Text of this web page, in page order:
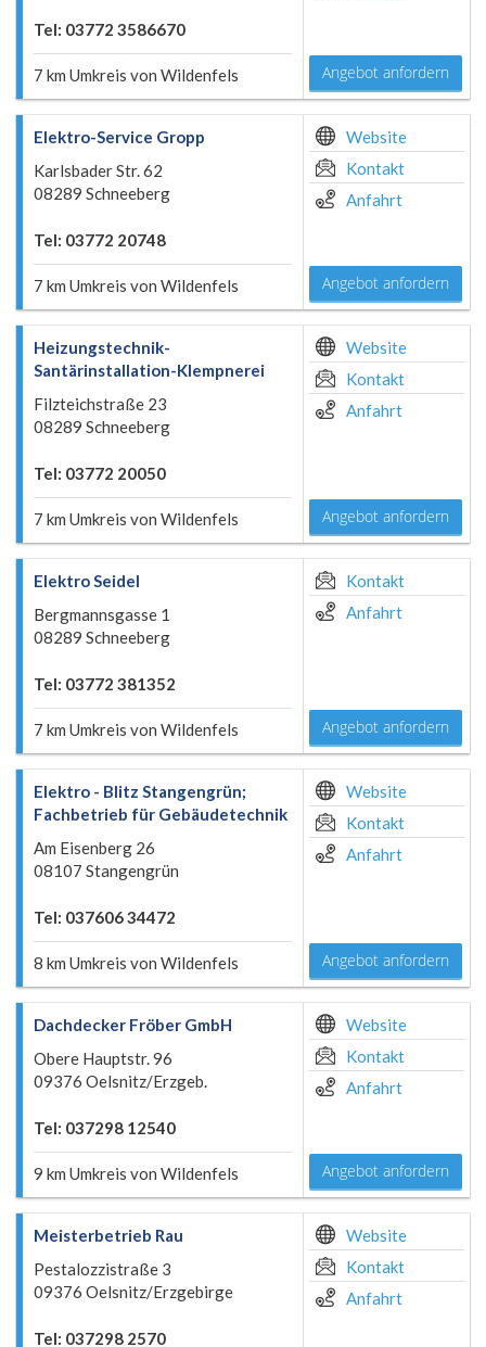
Tel: 03772 3586670
7 km Umkreis von Wildenfels Angebot anfordern
Elektro-Service Gropp
Karlsbader Str. 62
08289 Schneeberg
Tel: 03772 20748
7 km Umkreis von Wildenfels
Website
Kontakt
Anfahrt
Angebot anfordern
Heizungstechnik-
Santärinstallation-Klempnerei
Filzteichstraße 23
08289 Schneeberg
Tel: 03772 20050
7 km Umkreis von Wildenfels
Website
Kontakt
Anfahrt
Angebot anfordern
Elektro Seidel
Bergmannsgasse 1
08289 Schneeberg
Tel: 03772 381352
7 km Umkreis von Wildenfels
Kontakt
Anfahrt
Angebot anfordern
Elektro - Blitz Stangengrün;
Fachbetrieb für Gebäudetechnik
Am Eisenberg 26
08107 Stangengrün
Tel: 037606 34472
8 km Umkreis von Wildenfels
Website
Kontakt
Anfahrt
Angebot anfordern
Dachdecker Fröber GmbH
Obere Hauptstr. 96
09376 Oelsnitz/Erzgeb.
Tel: 037298 12540
9 km Umkreis von Wildenfels
Website
Kontakt
Anfahrt
Angebot anfordern
Meisterbetrieb Rau
Pestalozzistraße 3
09376 Oelsnitz/Erzgebirge
Tel: 037298 2570
Website
Kontakt
Anfahrt